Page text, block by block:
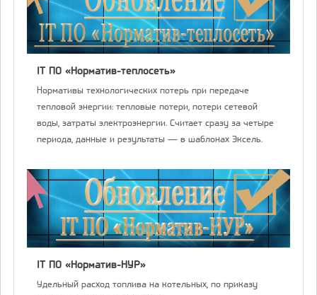
IT ПО «Норматив-теплосеть»
Нормативы технологических потерь при передаче
тепловой энергии: тепловые потери, потери сетевой
воды, затраты электроэнергии. Считает сразу за четыре
периода, данные и результаты — в шаблонах Эксель.
IT ПО «Норматив-НУР»
Удельный расход топлива на котельных, по приказу